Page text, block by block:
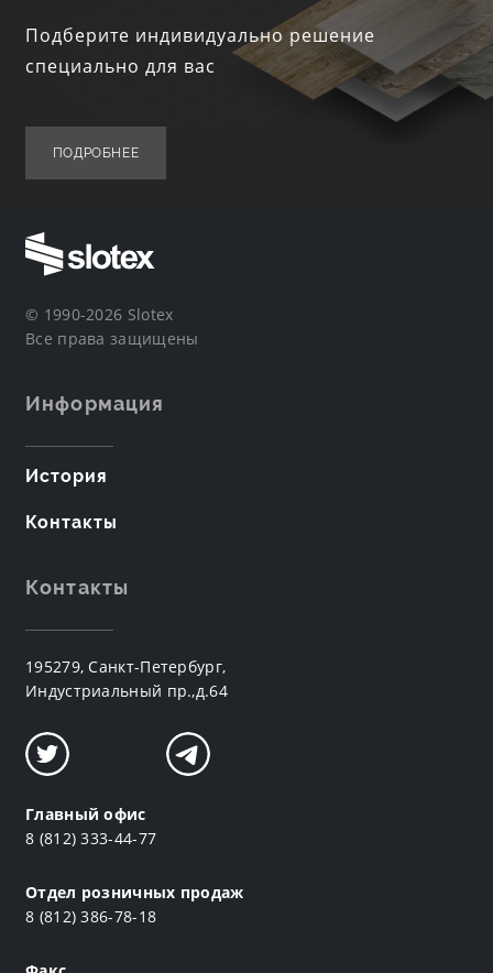
Подберите индивидуально решение
специально для вас
ПОДРОБНЕЕ
© 1990-2026 Slotex
Все права защищены
Информация
История
Контакты
Контакты
195279, Санкт-Петербург,
Индустриальный пр.,д.64
Главный офис
8 (812) 333-44-77
Отдел розничных продаж
8 (812) 386-78-18